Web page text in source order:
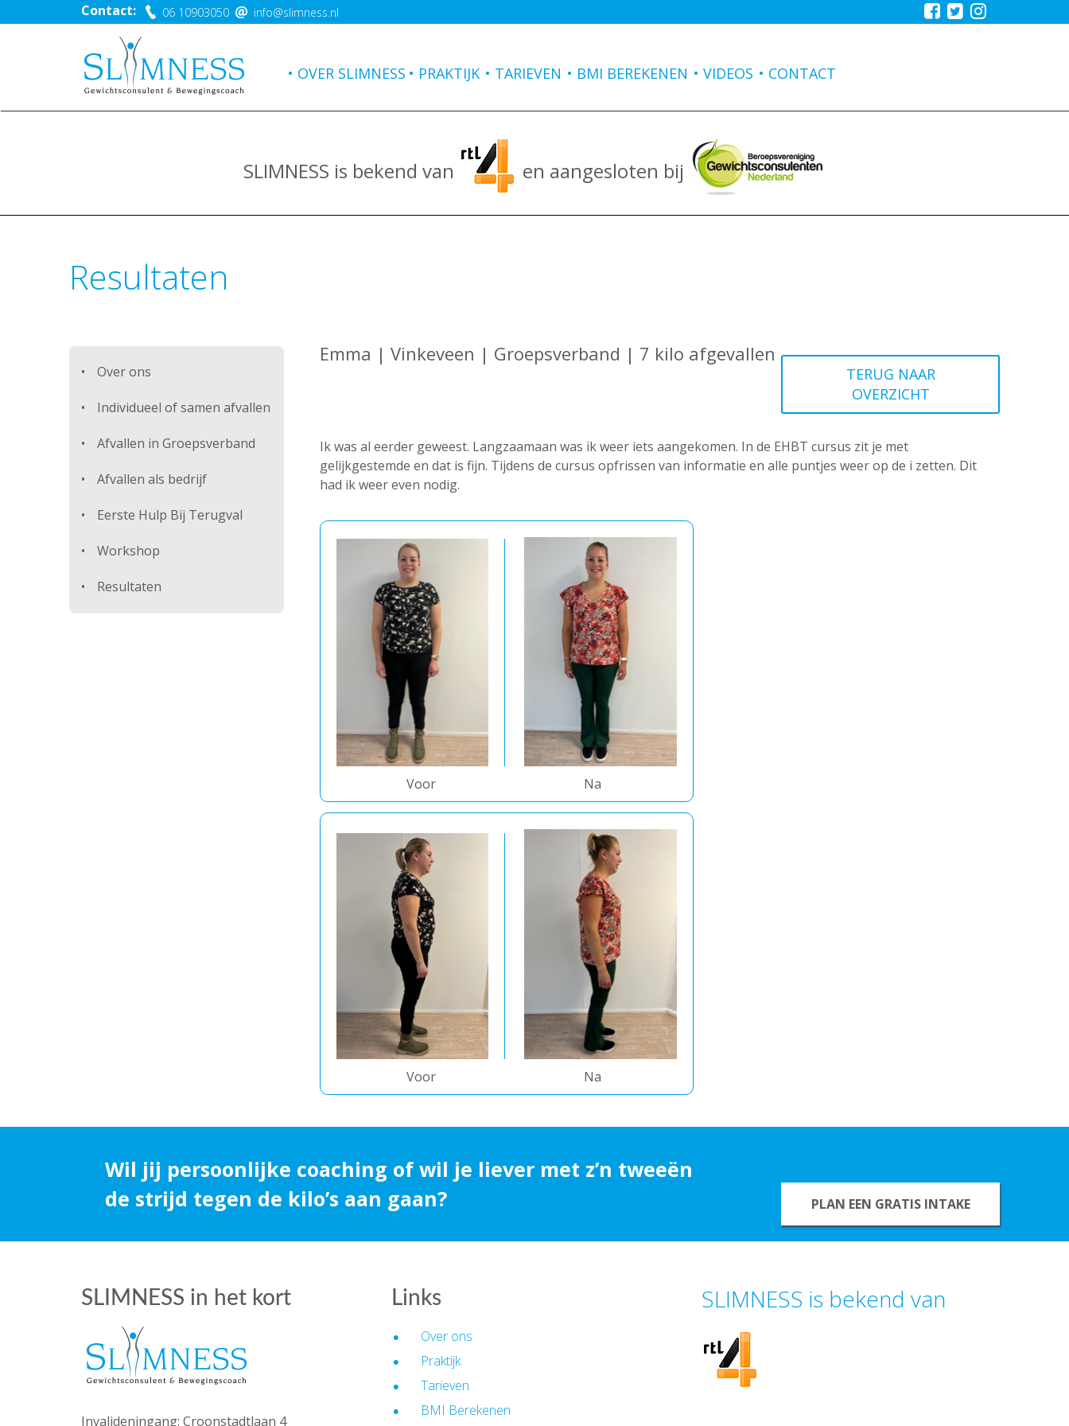
Contact: 06 10903050 info@slimness.nl
OVER SLIMNESS PRAKTIJK TARIEVEN BMI BEREKENEN VIDEOS CONTACT
SLIMNESS is bekend van en aangesloten bij
Resultaten
Over ons
Individueel of samen afvallen
Afvallen in Groepsverband
Afvallen als bedrijf
Eerste Hulp Bij Terugval
Workshop
Resultaten
Emma | Vinkeveen | Groepsverband | 7 kilo afgevallen
TERUG NAAR
OVERZICHT
Ik was al eerder geweest. Langzaamaan was ik weer iets aangekomen. In de EHBT cursus zit je met
gelijkgestemde en dat is fijn. Tijdens de cursus opfrissen van informatie en alle puntjes weer op de i zetten. Dit
had ik weer even nodig.
Voor Na
Voor Na
Wil jij persoonlijke coaching of wil je liever met z’n tweeën
de strijd tegen de kilo’s aan gaan?
PLAN EEN GRATIS INTAKE
SLIMNESS in het kort
Invalideningang: Croonstadtlaan 4
Links
Over ons
Praktijk
Tarieven
BMI Berekenen
SLIMNESS is bekend van